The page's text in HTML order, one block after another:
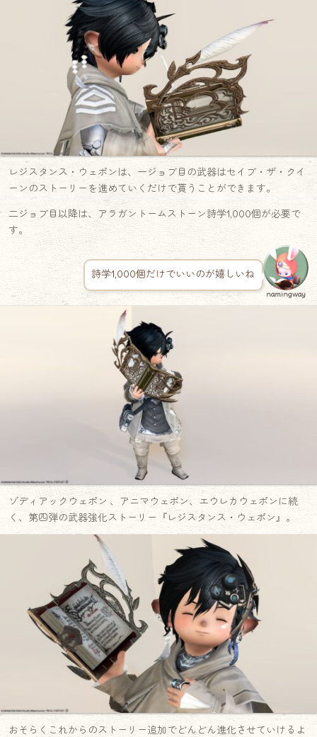
レジスタンス・ウェポンは、一ジョブ目の武器はセイブ・ザ・クイ
ーンのストーリーを進めていくだけで貰うことができます。
二ジョブ目以降は、アラガントームストーン詩学1,000個が必要で
す。
詩学1,000個だけでいいのが嬉しいね
namingway
ゾディアックウェポン 、アニマウェポン、エウレカウェポンに続
く、第四弾の武器強化ストーリー『レジスタンス・ウェポン』。
おそらくこれからのストーリー追加でどんどん進化させていけるよ